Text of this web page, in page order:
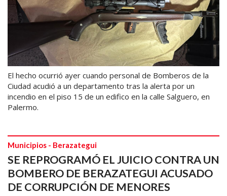
El hecho ocurrió ayer cuando personal de Bomberos de la
Ciudad acudió a un departamento tras la alerta por un
incendio en el piso 15 de un edifico en la calle Salguero, en
Palermo.
SE REPROGRAMÓ EL JUICIO CONTRA UN
BOMBERO DE BERAZATEGUI ACUSADO
DE CORRUPCIÓN DE MENORES
Municipios - Berazategui